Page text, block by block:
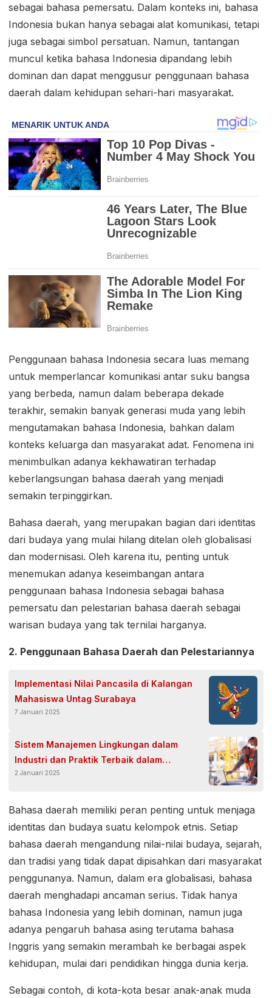
sebagai bahasa pemersatu. Dalam konteks ini, bahasa
Indonesia bukan hanya sebagai alat komunikasi, tetapi
juga sebagai simbol persatuan. Namun, tantangan
muncul ketika bahasa Indonesia dipandang lebih
dominan dan dapat menggusur penggunaan bahasa
daerah dalam kehidupan sehari-hari masyarakat.
Penggunaan bahasa Indonesia secara luas memang
untuk memperlancar komunikasi antar suku bangsa
yang berbeda, namun dalam beberapa dekade
terakhir, semakin banyak generasi muda yang lebih
mengutamakan bahasa Indonesia, bahkan dalam
konteks keluarga dan masyarakat adat. Fenomena ini
menimbulkan adanya kekhawatiran terhadap
keberlangsungan bahasa daerah yang menjadi
semakin terpinggirkan.
Bahasa daerah, yang merupakan bagian dari identitas
dari budaya yang mulai hilang ditelan oleh globalisasi
dan modernisasi. Oleh karena itu, penting untuk
menemukan adanya keseimbangan antara
penggunaan bahasa Indonesia sebagai bahasa
pemersatu dan pelestarian bahasa daerah sebagai
warisan budaya yang tak ternilai harganya.
2. Penggunaan Bahasa Daerah dan Pelestariannya
Implementasi Nilai Pancasila di Kalangan
Mahasiswa Untag Surabaya
7 Januari 2025
Sistem Manajemen Lingkungan dalam
Industri dan Praktik Terbaik dalam
Tantangan di Era Modern
2 Januari 2025
Bahasa daerah memiliki peran penting untuk menjaga
identitas dan budaya suatu kelompok etnis. Setiap
bahasa daerah mengandung nilai-nilai budaya, sejarah,
dan tradisi yang tidak dapat dipisahkan dari masyarakat
penggunanya. Namun, dalam era globalisasi, bahasa
daerah menghadapi ancaman serius. Tidak hanya
bahasa Indonesia yang lebih dominan, namun juga
adanya pengaruh bahasa asing terutama bahasa
Inggris yang semakin merambah ke berbagai aspek
kehidupan, mulai dari pendidikan hingga dunia kerja.
Sebagai contoh, di kota-kota besar anak-anak muda